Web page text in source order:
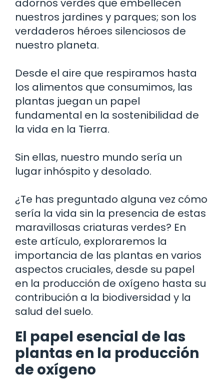
adornos verdes que embellecen
nuestros jardines y parques; son los
verdaderos héroes silenciosos de
nuestro planeta.
Desde el aire que respiramos hasta
los alimentos que consumimos, las
plantas juegan un papel
fundamental en la sostenibilidad de
la vida en la Tierra.
Sin ellas, nuestro mundo sería un
lugar inhóspito y desolado.
¿Te has preguntado alguna vez cómo
sería la vida sin la presencia de estas
maravillosas criaturas verdes? En
este artículo, exploraremos la
importancia de las plantas en varios
aspectos cruciales, desde su papel
en la producción de oxígeno hasta su
contribución a la biodiversidad y la
salud del suelo.
El papel esencial de las
plantas en la producción
de oxígeno